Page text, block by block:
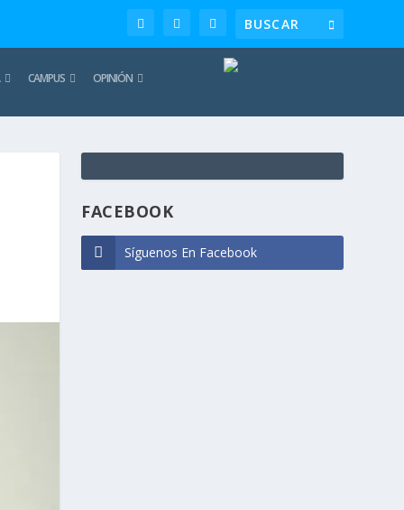
CAMPUS OPINIÓN
FACEBOOK
Síguenos En Facebook